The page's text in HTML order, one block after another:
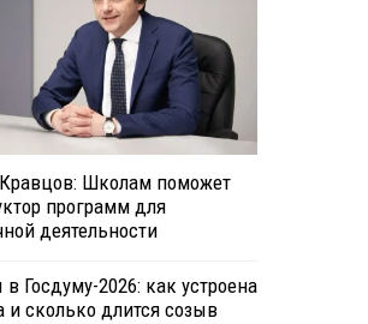
Школам поможет
программ для
деятельности
Госдуму-2026: как устроена
и сколько длится созыв